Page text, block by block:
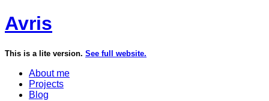
Avris
This is a lite version. See full website.
About me
Projects
Blog